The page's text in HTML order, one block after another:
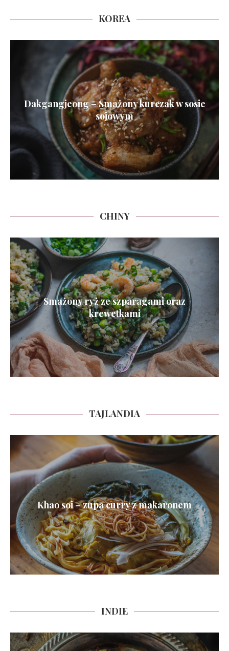
KOREA
Dakgangjeong – Smażony kurczak w sosie
sojowym
CHINY
Smażony ryż ze szparagami oraz
krewetkami
TAJLANDIA
Khao soi – zupa curry z makaronem
INDIE